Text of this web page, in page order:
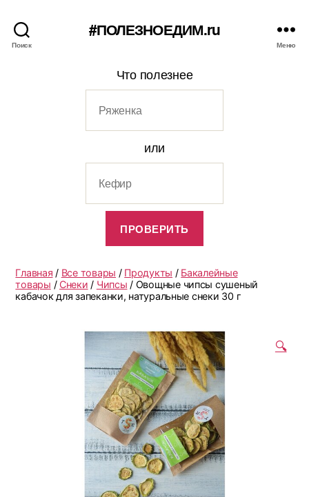
Поиск
#ПОЛЕЗНОЕДИМ.ru
Меню
Что полезнее
или
Главная / Все товары / Продукты / Бакалейные
товары / Снеки / Чипсы / Овощные чипсы сушеный
кабачок для запеканки, натуральные снеки 30 г
🔍